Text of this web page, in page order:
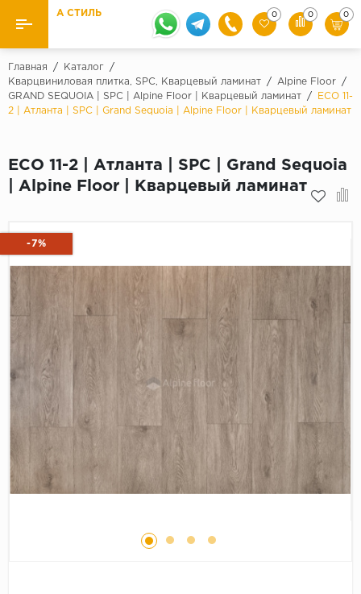
Назад
Ламинат Бренды
Quick Step
Палитра
Серый
Бежевый
Дуб светлый
Коричневый
Ковролин и ковровая плитка
Линолеум
Плинтус
Кварцевый ламинат SPC
Подложка под паркет и ламинат
А СТИЛЬ 0 0 0
Главная / Каталог
/
Кварцвиниловая плитка, SPC, Кварцевый ламинат
/ Alpine Floor
/
GRAND SEQUOIA | SPC | Alpine Floor | Кварцевый ламинат
/
ECO 11-
2 | Атланта | SPC | Grand Sequoia | Alpine Floor | Кварцевый ламинат
ECO 11-2 | Атланта | SPC | Grand Sequoia
| Alpine Floor | Кварцевый ламинат
-7%